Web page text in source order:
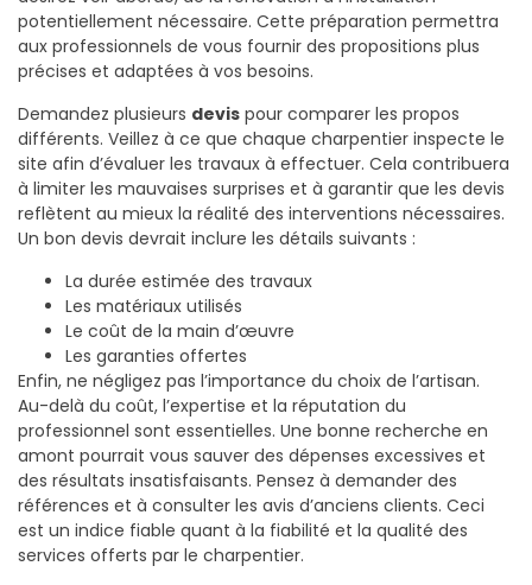
potentiellement nécessaire. Cette préparation permettra
aux professionnels de vous fournir des propositions plus
précises et adaptées à vos besoins.
Demandez plusieurs devis pour comparer les propos
différents. Veillez à ce que chaque charpentier inspecte le
site afin d’évaluer les travaux à effectuer. Cela contribuera
à limiter les mauvaises surprises et à garantir que les devis
reflètent au mieux la réalité des interventions nécessaires.
Un bon devis devrait inclure les détails suivants :
La durée estimée des travaux
Les matériaux utilisés
Le coût de la main d’œuvre
Les garanties offertes
Enfin, ne négligez pas l’importance du choix de l’artisan.
Au-delà du coût, l’expertise et la réputation du
professionnel sont essentielles. Une bonne recherche en
amont pourrait vous sauver des dépenses excessives et
des résultats insatisfaisants. Pensez à demander des
références et à consulter les avis d’anciens clients. Ceci
est un indice fiable quant à la fiabilité et la qualité des
services offerts par le charpentier.